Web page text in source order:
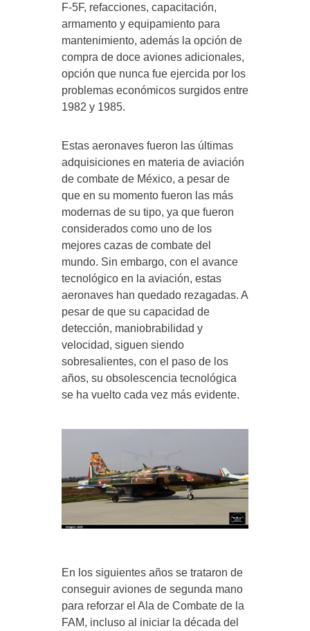
F-5F, refacciones, capacitación,
armamento y equipamiento para
mantenimiento, además la opción de
compra de doce aviones adicionales,
opción que nunca fue ejercida por los
problemas económicos surgidos entre
1982 y 1985.
Estas aeronaves fueron las últimas
adquisiciones en materia de aviación
de combate de México, a pesar de
que en su momento fueron las más
modernas de su tipo, ya que fueron
considerados como uno de los
mejores cazas de combate del
mundo. Sin embargo, con el avance
tecnológico en la aviación, estas
aeronaves han quedado rezagadas. A
pesar de que su capacidad de
detección, maniobrabilidad y
velocidad, siguen siendo
sobresalientes, con el paso de los
años, su obsolescencia tecnológica
se ha vuelto cada vez más evidente.
En los siguientes años se trataron de
conseguir aviones de segunda mano
para reforzar el Ala de Combate de la
FAM, incluso al iniciar la década del